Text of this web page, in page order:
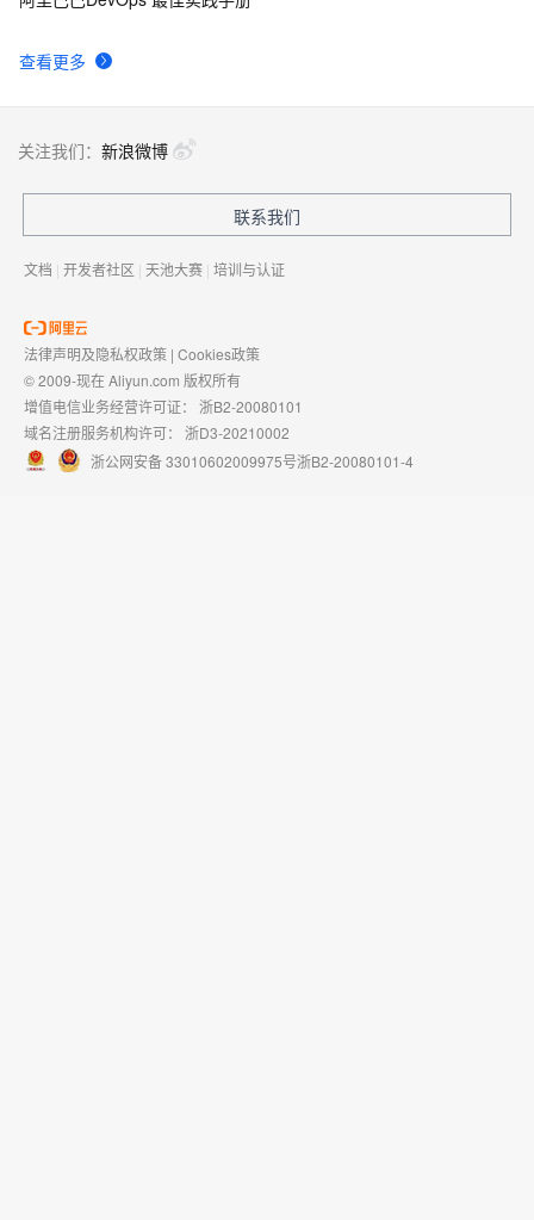
查看更多
关注我们： 新浪微博
联系我们
文档 | 开发者社区 | 天池大赛 | 培训与认证
法律声明及隐私权政策 | Cookies政策
© 2009-现在 Aliyun.com 版权所有
增值电信业务经营许可证： 浙B2-20080101
域名注册服务机构许可： 浙D3-20210002
浙公网安备 33010602009975号浙B2-20080101-4